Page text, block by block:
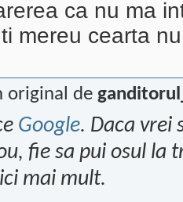
ca nu ma
mereu cearta
original de
Google. Daca vrei
fie sa pui osul la
mai mult.